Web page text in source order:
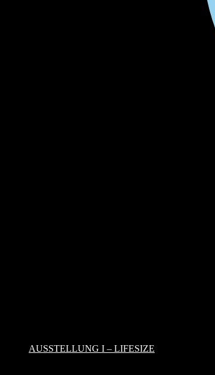
AUSSTELLUNG I – LIFESIZE